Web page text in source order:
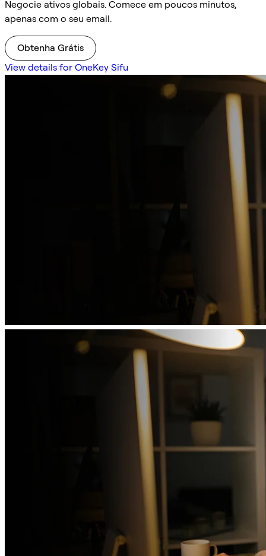
Negocie ativos globais. Comece em poucos minutos,
apenas com o seu email.
Obtenha Grátis
View details for OneKey Sifu